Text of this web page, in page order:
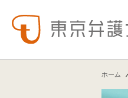
ホーム